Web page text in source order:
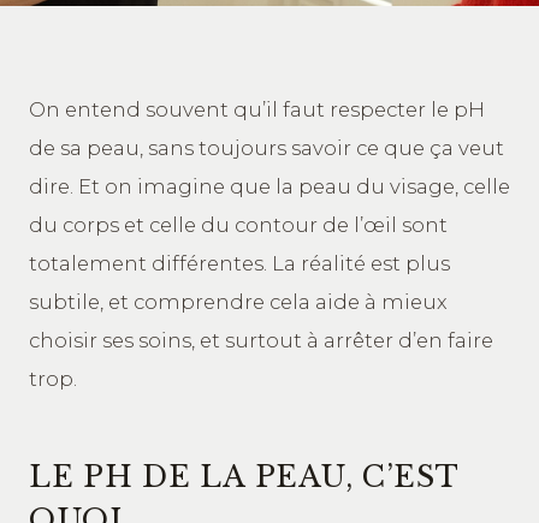
On entend souvent qu’il faut respecter le pH
de sa peau, sans toujours savoir ce que ça veut
dire. Et on imagine que la peau du visage, celle
du corps et celle du contour de l’œil sont
totalement différentes. La réalité est plus
subtile, et comprendre cela aide à mieux
choisir ses soins, et surtout à arrêter d’en faire
trop.
LE PH DE LA PEAU, C’EST